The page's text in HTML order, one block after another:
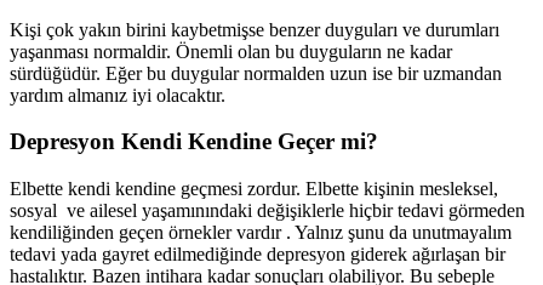
Kişi çok yakın birini kaybetmişse benzer duyguları ve durumları
yaşanması normaldir. Önemli olan bu duyguların ne kadar
sürdüğüdür. Eğer bu duygular normalden uzun ise bir uzmandan
yardım almanız iyi olacaktır.
Depresyon Kendi Kendine Geçer mi?
Elbette kendi kendine geçmesi zordur. Elbette kişinin mesleksel,
sosyal ve ailesel yaşamınındaki değişiklerle hiçbir tedavi görmeden
kendiliğinden geçen örnekler vardır . Yalnız şunu da unutmayalım
tedavi yada gayret edilmediğinde depresyon giderek ağırlaşan bir
hastalıktır. Bazen intihara kadar sonuçları olabiliyor. Bu sebeple